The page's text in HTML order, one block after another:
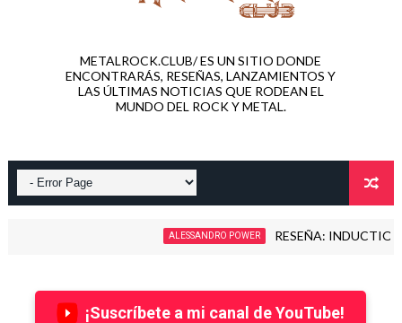
METALROCK.CLUB/ ES UN SITIO DONDE
ENCONTRARÁS, RESEÑAS, LANZAMIENTOS Y
LAS ÚLTIMAS NOTICIAS QUE RODEAN EL
MUNDO DEL ROCK Y METAL.
ALESSANDRO POWER RESEÑA: INDUCTION - LOVE
¡Suscríbete a mi canal de YouTube!